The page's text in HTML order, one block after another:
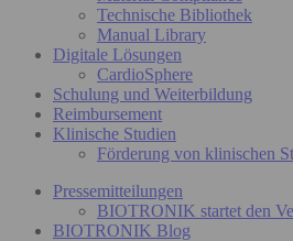
Technische Bibliothek
Manual Library
Digitale Lösungen
CardioSphere
Schulung und Weiterbildung
Reimbursement
Klinische Studien
Förderung von klinischen
Pressemitteilungen
BIOTRONIK startet den
BIOTRONIK Blog